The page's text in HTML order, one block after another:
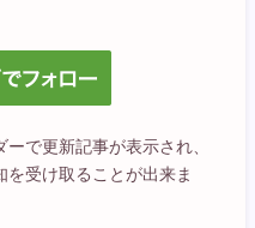
で更新記事が表示され、
を受け取ることが出来ま